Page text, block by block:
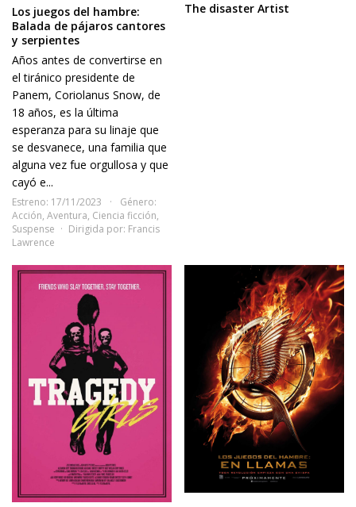
Los juegos del hambre:
Balada de pájaros cantores
y serpientes
Años antes de convertirse en
el tiránico presidente de
Panem, Coriolanus Snow, de
18 años, es la última
esperanza para su linaje que
se desvanece, una familia que
alguna vez fue orgullosa y que
cayó e...
Estreno: 17/11/2023
Género:
Acción, Aventura, Ciencia ficción,
Suspense
Dirigida por: Francis
Lawrence
The disaster Artist